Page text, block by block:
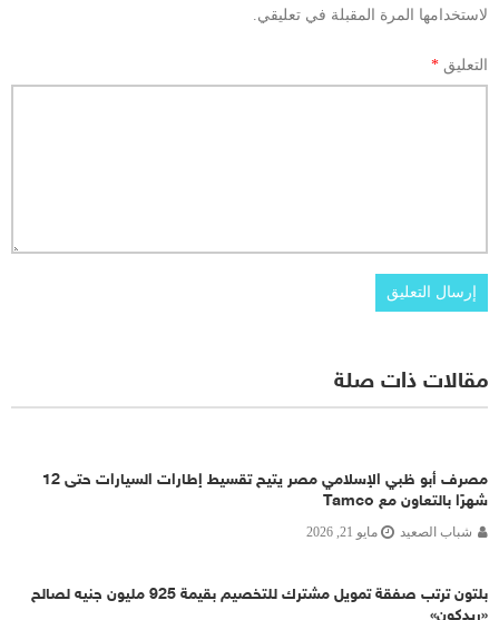
لاستخدامها المرة المقبلة في تعليقي.
التعليق *
مقالات ذات صلة
مصرف أبو ظبي الإسلامي مصر يتيح تقسيط إطارات السيارات حتى 12
شهرًا بالتعاون مع Tamco
شباب الصعيد مايو 21, 2026
بلتون ترتب صفقة تمويل مشترك للتخصيم بقيمة 925 مليون جنيه لصالح
«ريدكون»